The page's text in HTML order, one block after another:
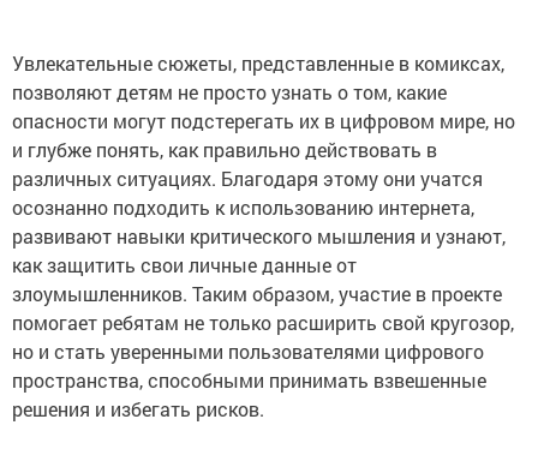
Увлекательные сюжеты, представленные в комиксах,
позволяют детям не просто узнать о том, какие
опасности могут подстерегать их в цифровом мире, но
и глубже понять, как правильно действовать в
различных ситуациях. Благодаря этому они учатся
осознанно подходить к использованию интернета,
развивают навыки критического мышления и узнают,
как защитить свои личные данные от
злоумышленников. Таким образом, участие в проекте
помогает ребятам не только расширить свой кругозор,
но и стать уверенными пользователями цифрового
пространства, способными принимать взвешенные
решения и избегать рисков.